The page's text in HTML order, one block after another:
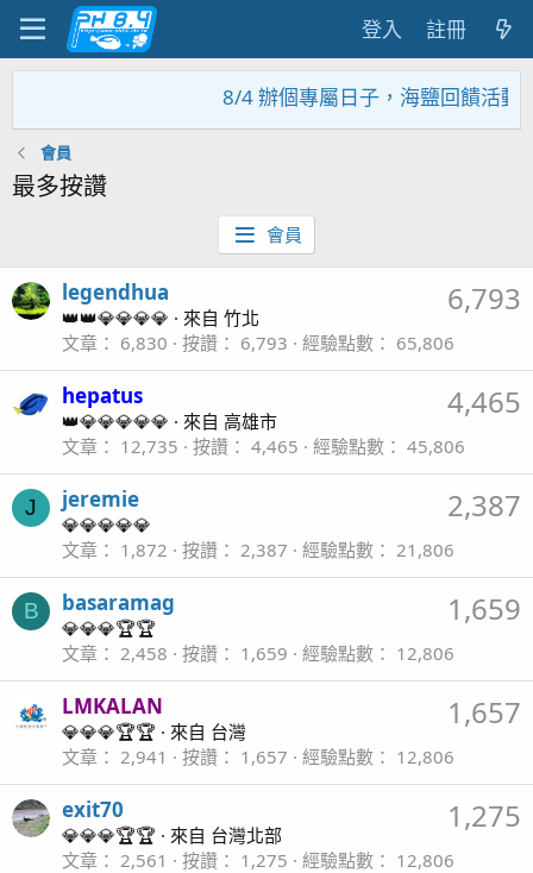
登入 註冊
8/4 辦個專屬日子，海鹽回饋活動
會員
最多按讚
會員
6,793
legendhua
👑👑💎💎💎💎 · 來自 竹北
文章
6,830 按讚 6,793 經驗點數 65,806
4,465
hepatus
👑💎💎💎💎💎 · 來自 高雄市
文章
12,735 按讚 4,465 經驗點數 45,806
J 2,387
jeremie
💎💎💎💎💎
文章
1,872 按讚 2,387 經驗點數 21,806
B 1,659
basaramag
💎💎💎🏆🏆
文章
2,458 按讚 1,659 經驗點數 12,806
1,657
LMKALAN
💎💎💎🏆🏆 · 來自 台灣
文章
2,941 按讚 1,657 經驗點數 12,806
1,275
exit70
💎💎💎🏆🏆 · 來自 台灣北部
文章
2,561 按讚 1,275 經驗點數 12,806